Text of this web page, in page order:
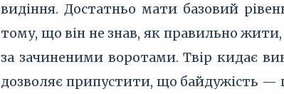
видіння. Достатньо мати базовий
тому, що він не знав, як правильно
за зачиненими воротами. Твір кидає
дозволяє припустити, що байдужість